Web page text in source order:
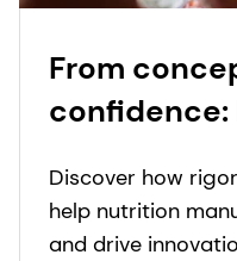
From
confidence:
nutrition
Discover how
help nutrition
and drive